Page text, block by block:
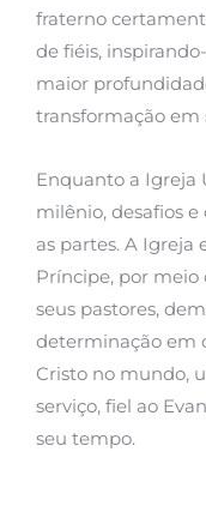
fraterno
de fiéis,
maior
transformação em
Enquanto a Igreja
milênio, desafios
as partes. A Igreja
Príncipe, por
seus pastores,
determinação em
Cristo no mundo,
serviço, fiel ao
seu tempo.